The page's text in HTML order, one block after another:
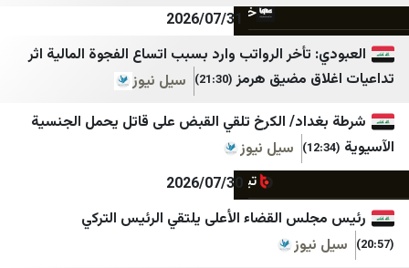
خبرگزاری ایکنا
پانا
پایگاه اطلاع رسانی مهرصبا
تابناک
تقريب
جامعه خبر
جمهور
شهاب
المركز الفلسطيني للإعلام
تلفزيون فلسطين
غزة الان
2026/07/31
تأخر الرواتب وارد بسبب اتساع الفجوة المالية اثر
مضيق هرمز (21:30)
سيل نيوز
الكرخ تلقي القبض على قاتل يحمل الجنسية
سيل نيوز
2026/07/30
القضاء الأعلى يلتقي الرئيس التركي